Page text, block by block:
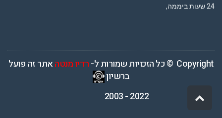
24 שעות ביממה,
Copyright © כל הזכויות שמורות ל- רדיו מנטהאתר זה פועל
ברשיון
2022 - 2003